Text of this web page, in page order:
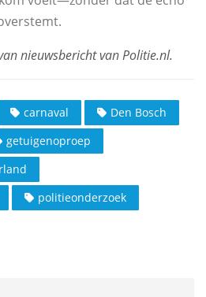
carnaval
Den Bosch
getuigenoproep
politieonderzoek